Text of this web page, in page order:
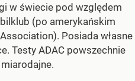
w świecie pod względem
(po amerykańskim
Posiada własne
Testy ADAC powszechnie